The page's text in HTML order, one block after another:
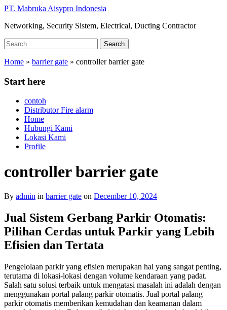
Skip
main
PT. Mabruka Aisypro Indonesia
Networking, Security Sistem, Electrical, Ducting Contractor
Search
for:
Search
Home » barrier gate » controller barrier gate
Start here
contoh
Distributor Fire alarm
Home
Hubungi Kami
Lokasi Kami
Profile
controller barrier gate
By admin in barrier gate on December 10, 2024
Jual Sistem Gerbang Parkir Otomatis:
Pilihan Cerdas untuk Parkir yang Lebih
Efisien dan Tertata
Pengelolaan parkir yang efisien merupakan hal yang sangat penting,
terutama di lokasi-lokasi dengan volume kendaraan yang padat.
Salah satu solusi terbaik untuk mengatasi masalah ini adalah dengan
menggunakan portal palang parkir otomatis. Jual portal palang
parkir otomatis memberikan kemudahan dan keamanan dalam